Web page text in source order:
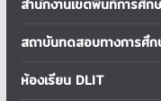
สำนักงานเขตพื้นที่การศึ
สถาบันทดสอบทางการศึ
ห้องเรียน DLIT